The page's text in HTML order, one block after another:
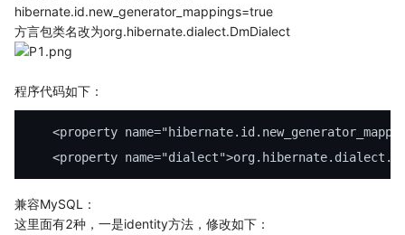
hibernate.id.new_generator_mappings=true
方言包类名改为org.hibernate.dialect.DmDialect
程序代码如下：
    <
property name=
    <
property name="dialect"
兼容MySQL：
这里面有2种，一是identity方法，修改如下：